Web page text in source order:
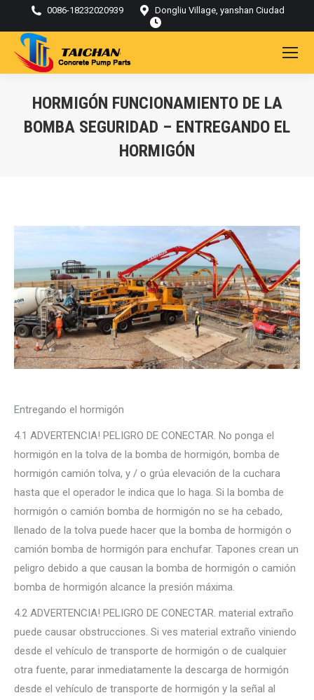
0086-18232020939 Dongliu Village, yanshan Ciudad
HORMIGÓN FUNCIONAMIENTO DE LA
BOMBA SEGURIDAD – ENTREGANDO EL
HORMIGÓN
Entregando el hormigón
4.1 ADVERTENCIA! PELIGRO DE CONECTAR. No ponga el
hormigón en la tolva de la bomba de hormigón, bomba de
hormigón camión tolva, y / o grúa elevación de la cuchara
hasta que el operador le indica que lo haga. Si la bomba de
hormigón o camión bomba de hormigón no se ha cebado,
llenado de la tolva puede hacer que la bomba de hormigón o
camión bomba de hormigón para enchufar. Tapones crean un
peligro debido a que causan la bomba de hormigón o camión
bomba de hormigón alcance la presión máxima.
4.2 ADVERTENCIA! PELIGRO DE CONECTAR. material extraño
puede causar obstrucciones. Si ves material extraño viniendo
desde el vehículo de transporte de hormigón o de cualquier
otra fuente, parar inmediatamente la descarga de hormigón
desde el vehículo de transporte de hormigón y la señal al